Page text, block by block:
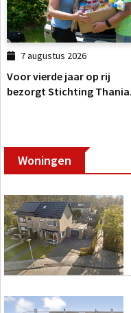
7 augustus 2026
Voor vierde jaar op rij
bezorgt Stichting
Woningen